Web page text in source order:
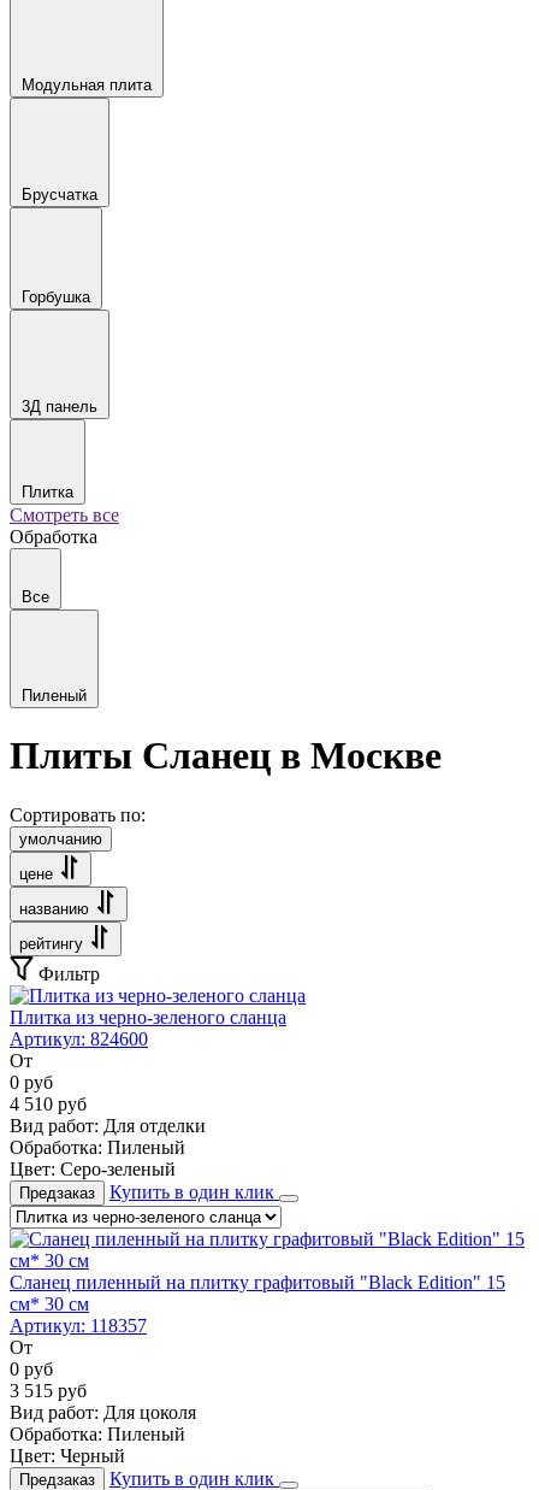
Модульная плита
Брусчатка
Горбушка
3Д панель
Плитка
Смотреть все
Обработка
Все
Пиленый
Плиты Сланец в Москве
Сортировать по:
умолчанию
цене
названию
рейтингу
Фильтр
Плитка из черно-зеленого сланца
Артикул: 824600
От
0 руб
4 510 руб
Вид работ: Для отделки
Обработка: Пиленый
Цвет: Серо-зеленый
Предзаказ Купить в один клик
Сланец пиленный на плитку графитовый "Black Edition" 15
см* 30 см
Артикул: 118357
От
0 руб
3 515 руб
Вид работ: Для цоколя
Обработка: Пиленый
Цвет: Черный
Предзаказ Купить в один клик